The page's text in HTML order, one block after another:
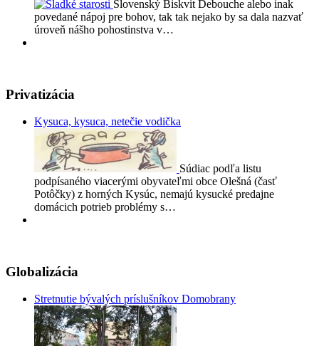
Slovenský Biskvit Debouche alebo inak
povedané nápoj pre bohov, tak tak nejako by sa dala nazvať
úroveň nášho pohostinstva v…
Privatizácia
Kysuca, kysuca, netečie vodička
Súdiac podľa listu
podpísaného viacerými obyvateľmi obce Olešná (časť
Potôčky) z horných Kysúc, nemajú kysucké predajne
domácich potrieb problémy s…
Globalizácia
Stretnutie bývalých príslušníkov Domobrany